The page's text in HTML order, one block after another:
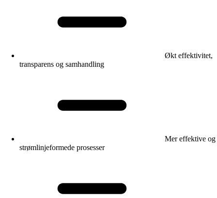
Økt effektivitet,
transparens og samhandling
Mer effektive og
strømlinjeformede prosesser